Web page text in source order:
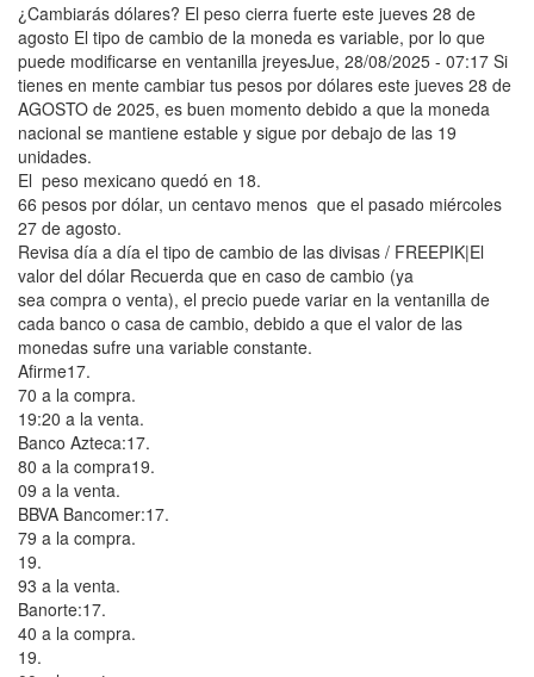
¿Cambiarás dólares? El peso cierra fuerte este jueves 28 de
agosto El tipo de cambio de la moneda es variable, por lo que
puede modificarse en ventanilla jreyesJue, 28/08/2025 - 07:17 Si
tienes en mente cambiar tus pesos por dólares este jueves 28 de
AGOSTO de 2025, es buen momento debido a que la moneda
nacional se mantiene estable y sigue por debajo de las 19
unidades.
El peso mexicano quedó en 18.
66 pesos por dólar, un centavo menos que el pasado miércoles
27 de agosto.
Revisa día a día el tipo de cambio de las divisas / FREEPIK|El
valor del dólar Recuerda que en caso de cambio (ya
sea compra o venta), el precio puede variar en la ventanilla de
cada banco o casa de cambio, debido a que el valor de las
monedas sufre una variable constante.
Afirme17.
70 a la compra.
19:20 a la venta.
Banco Azteca:17.
80 a la compra19.
09 a la venta.
BBVA Bancomer:17.
79 a la compra.
19.
93 a la venta.
Banorte:17.
40 a la compra.
19.